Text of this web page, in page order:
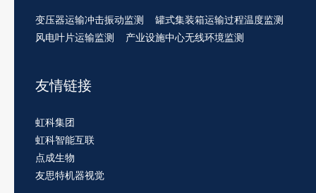
变压器运输冲击振动监测
罐式集装箱运输过程温度监测
风电叶片运输监测
产业设施中心无线环境监测
友情链接
虹科集团
虹科智能互联
点成生物
友思特机器视觉